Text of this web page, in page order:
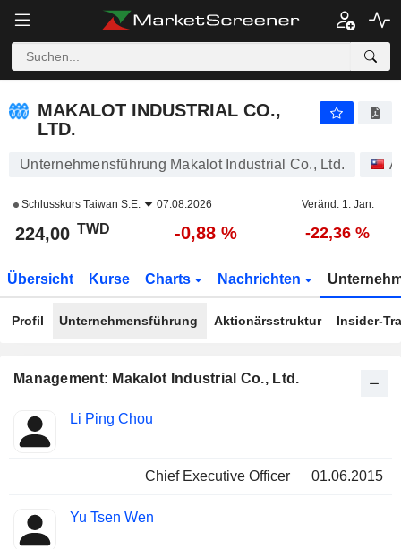
MAKALOT INDUSTRIAL CO.,
LTD.
Unternehmensführung Makalot Industrial Co., Ltd.
Schlusskurs Taiwan S.E. 07.08.2026 Veränd. 1. Jan.
224,00 TWD -0,88 % -22,36 %
Übersicht Kurse Charts Nachrichten
Profil Unternehmensführung Aktionärsstruktur Insider-
Management: Makalot Industrial Co., Ltd.
Manager
Besetzte
Positionen
Li Ping Chou
Chief Executive Officer 01.06.2015
Yu Tsen Wen